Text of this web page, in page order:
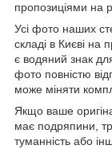
пропозиціями на
Усі фото наших
складі в Києві
є водяний знак
фото повністю
може міняти
Якщо ваше
має подряпини,
туманність або